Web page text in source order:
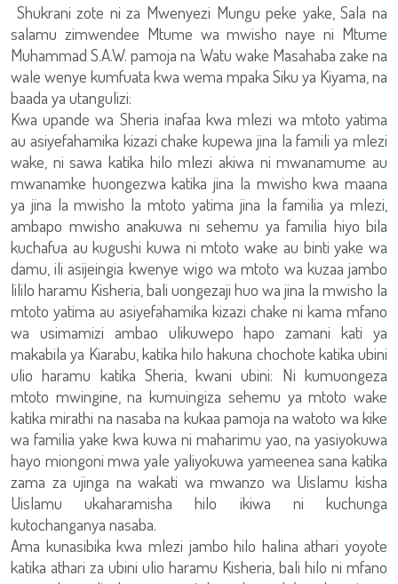
Shukrani zote ni za Mwenyezi Mungu peke yake, Sala na
salamu zimwendee Mtume wa mwisho naye ni Mtume
Muhammad S.A.W. pamoja na Watu wake Masahaba zake na
wale wenye kumfuata kwa wema mpaka Siku ya Kiyama, na
baada ya utangulizi:
Kwa upande wa Sheria inafaa kwa mlezi wa mtoto yatima
au asiyefahamika kizazi chake kupewa jina la famili ya mlezi
wake, ni sawa katika hilo mlezi akiwa ni mwanamume au
mwanamke huongezwa katika jina la mwisho kwa maana
ya jina la mwisho la mtoto yatima jina la familia ya mlezi,
ambapo mwisho anakuwa ni sehemu ya familia hiyo bila
kuchafua au kugushi kuwa ni mtoto wake au binti yake wa
damu, ili asijeingia kwenye wigo wa mtoto wa kuzaa jambo
lililo haramu Kisheria, bali uongezaji huo wa jina la mwisho la
mtoto yatima au asiyefahamika kizazi chake ni kama mfano
wa usimamizi ambao ulikuwepo hapo zamani kati ya
makabila ya Kiarabu, katika hilo hakuna chochote katika ubini
ulio haramu katika Sheria, kwani ubini: Ni kumuongeza
mtoto mwingine, na kumuingiza sehemu ya mtoto wake
katika mirathi na nasaba na kukaa pamoja na watoto wa kike
wa familia yake kwa kuwa ni maharimu yao, na yasiyokuwa
hayo miongoni mwa yale yaliyokuwa yameenea sana katika
zama za ujinga na wakati wa mwanzo wa Uislamu kisha
Uislamu ukaharamisha hilo ikiwa ni kuchunga
kutochanganya nasaba.
Ama kunasibika kwa mlezi jambo hilo halina athari yoyote
katika athari za ubini ulio haramu Kisheria, bali hilo ni mfano